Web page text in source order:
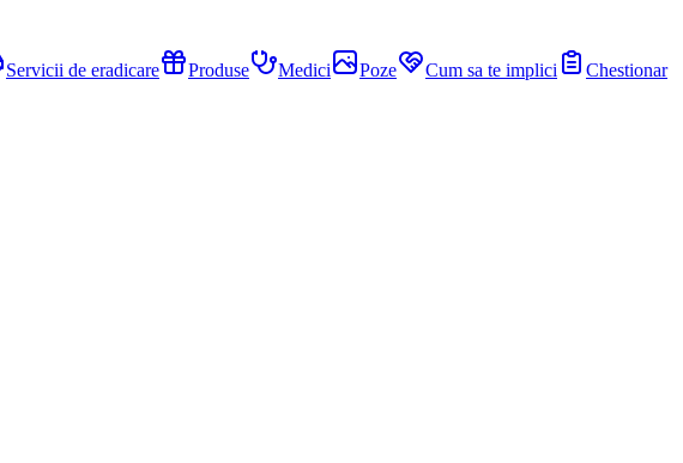
Servicii de eradicare Produse Medici Poze Cum sa te implici
Chestionar